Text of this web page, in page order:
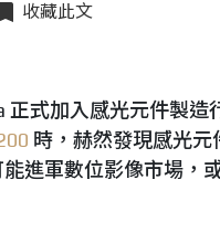
收藏此文
正式加入感光元件製造
時，赫然發現感光
進軍數位影像市場，